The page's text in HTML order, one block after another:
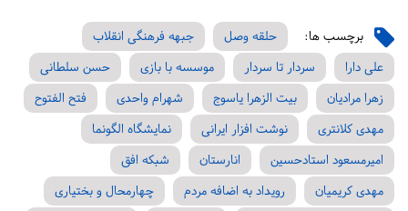
برچسب ها: حلقه وصل
جبهه فرهنگی انقلاب
علی دارا
سردار تا سردار موسسه با بازی
حسن سلطانی
زهرا مرادیان
بیت الزهرا یاسوج شهرام واحدی
فتح الفتوح
مهدی کلانتری
نوشت افزار ایرانی
نمایشگاه الگونما
امیرمسعود استادحسین
انارستان
شبکه افق
مهدی کریمیان
رویداد به اضافه مردم
چهارمحال و بختیاری